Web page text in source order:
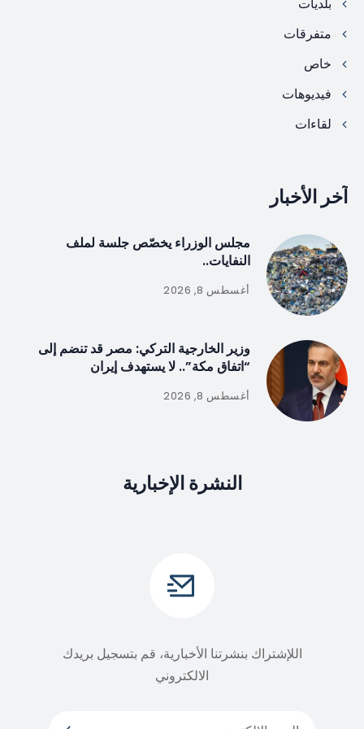
بلديات
متفرقات
خاص
فيديوهات
لقاءات
آخر الأخبار
مجلس الوزراء يخصّص جلسة لملف
النفايات..
أغسطس 8, 2026
وزير الخارجية التركي: مصر قد تنضم إلى
“اتفاق مكة”.. لا يستهدف إيران
أغسطس 8, 2026
النشرة الإخبارية
اللإشتراك بنشرتنا الأخبارية، قم بتسجيل بريدك
الالكتروني